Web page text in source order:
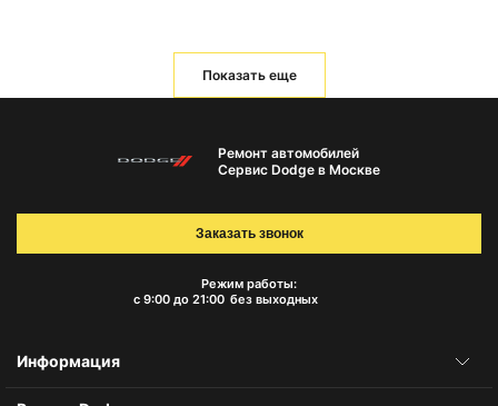
Показать еще
Ремонт автомобилей
Сервис Dodge в Москве
Режим работы:
с 9:00 до 21:00 без выходных
Заказать звонок
Информация